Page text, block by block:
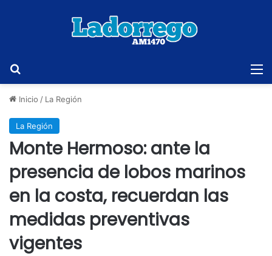
Inicio / La Región
La Región
Monte Hermoso: ante la
presencia de lobos marinos
en la costa, recuerdan las
medidas preventivas
vigentes